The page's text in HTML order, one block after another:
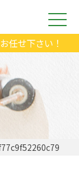
任せ下さい！